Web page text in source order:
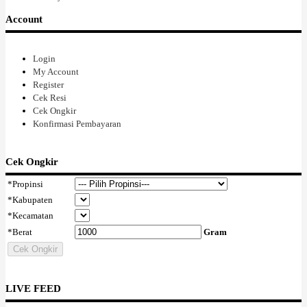
karena aku melihat kegesitan nya dan itu memacuku lagi. Aku
sebenarnya. Dan dia melayani semua pelanggannya dengan senyum
ketulusannya. Aku terkesan dengan kesederhanaannya, dan
kealimannya yang tak dapat disembunyikannya, tapi dia tetap
Indonesia. Perlahan sambil lalu aku bertanya : dibelakang namamu
kenapa ada "Ong" nya....dengan sumringah dia menjawab ku, oh iya
ibu...ayahku"cina" ....dia tidak menutupi siapa dia dibalik balutan baju
sendiri tanpa tergantung kepada orang lain dan tidak akan pernah
menganggu orang lain,dia berani dengan identitasnya. Dimasa reformasi
yang kita agungkan ini, tapi yang membuat banyak orang kebablasan,
bahkan anak bangsa sendiri pun tak lagi menghidupi
kebhinekaan...kemajemukan Indonesia, aku bersyukur aku mengenal
Alween Ong, aku bangga melihatnya, tanpa banyak bicara dia
melakukan saja bagiannya, dan aku merasakan kasih dalam setiap
gerakannya. Aku masih order ini dan itu, dan dia dengan sabar
kuinginkan, dia berusaha bekerja tepat waktu dan harganya
terjangkau....dia gak neko neko...dan aku tetap merasakan ketulusannya
Account
Login
My Account
Register
Cek Resi
Cek Ongkir
Konfirmasi Pembayaran
Cek Ongkir
*Propinsi
*Kabupaten
*Kecamatan
*Berat
Gram
Cek Ongkir
LIVE FEED